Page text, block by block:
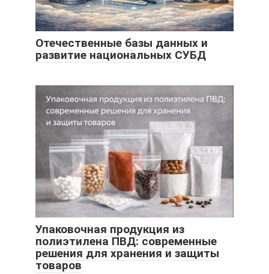
Отечественные базы данных и
развитие национальных СУБД
Упаковочная продукция из
полиэтилена ПВД: современные
решения для хранения и защиты
товаров